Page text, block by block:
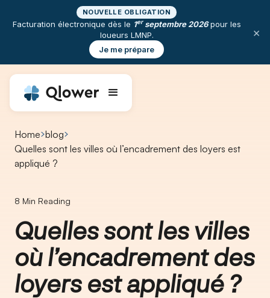
NOUVELLE OBLIGATION
Facturation électronique dès le 1erseptembre 2026pour les
loueurs LMNP.
Je me prépare
×
Home blog
Quelles sont les villes où l’encadrement des loyers est
appliqué ?
8 Min Reading
Quelles sont les villes
où l’encadrement des
loyers est appliqué ?